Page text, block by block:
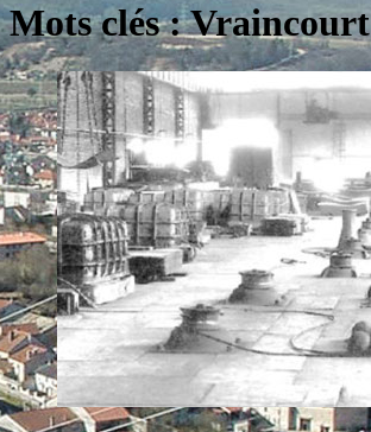
Mots clés : Vraincourt